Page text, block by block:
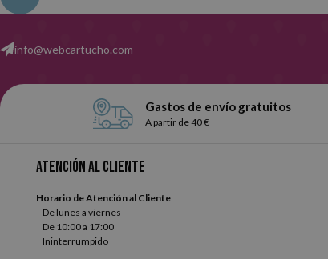
Como ya hemos mencionado anteriormente, en
Las tenemos de varias
encontrarás en nuestra tienda online.Suelen ser de la
rotuladores de pizarra blanca y para plumas caligráficas.
info@webcartucho.com
Gastos de envío gratuitos
A partir de 40 €
Atención al cliente
Horario de Atención al Cliente
De lunes a viernes
De 10:00 a 17:00
Ininterrumpido